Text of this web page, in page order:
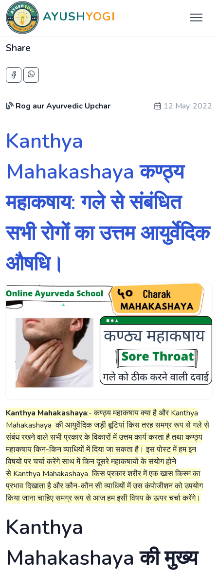
AYUSHYOGI
Share
Rog aur Ayurvedic Upchar 12 May, 2022
Kanthya
Mahakashaya कण्ठ्य
महाकषाय: गले से संबंधित
सभी रोगों का उत्तम आयुर्वेदिक
औषधि।
Kanthya Mahakashaya:- कण्ठ्य महाकषाय क्या है और Kanthya
Mahakashaya की आयुर्वेदिक जड़ी बूटियां किस तरह समग्र रूप से गले से
संबंध रखने वाले सभी प्रकार के विकारों में उत्तम कार्य करता है तथा कण्ठ्य
महाकषाय किन-किन व्याधियों में दिया जा सकता है। इस पोस्ट में हम इन
विषयों पर चर्चा करेंगे साथ में किन दूसरे महाकषायों के संयोग होने
से Kanthya Mahakashaya किस प्रकार शरीर में एक खास किस्म का
प्रभाव दिखाता है और कौन-कौन सी व्याधियों में उस कंपोजीशन को उपयोग
किया जाना चाहिए समग्र रूप से आज हम इसी विषय के ऊपर चर्चा करेंगे।
Kanthya
Mahakashaya की मुख्य